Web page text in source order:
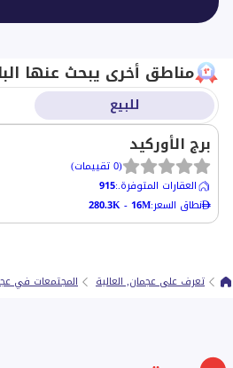
مناطق أخرى يبحث عنها
للبيع
برج الأوركيد
(
0تقييمات)
العقارات المتوفرة.:
915
نطاق السعر:
280.3K - 16M
تعرف على عجمان, العالية المجتمعات في